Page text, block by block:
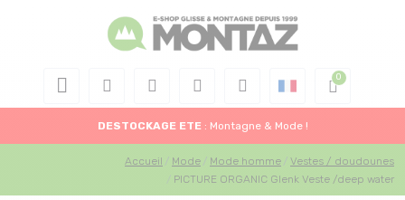
DESTOCKAGE ETE : Montagne & Mode !
Accueil Mode Mode homme
Vestes / doudounes
PICTURE ORGANIC Glenk Veste /deep water